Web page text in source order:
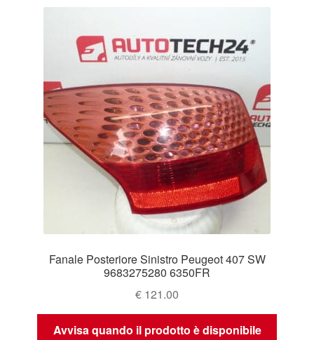
Fanale Posteriore Sinistro Peugeot 407 SW
9683275280 6350FR
€ 121.00
Avvisa quando il prodotto è disponibile